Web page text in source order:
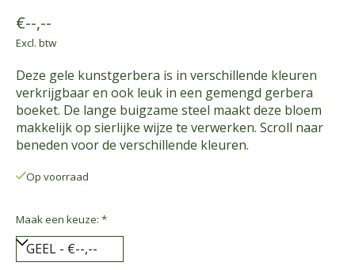
€--,--
Excl. btw
Deze gele kunstgerbera is in verschillende kleuren
verkrijgbaar en ook leuk in een gemengd gerbera
boeket. De lange buigzame steel maakt deze bloem
makkelijk op sierlijke wijze te verwerken. Scroll naar
beneden voor de verschillende kleuren.
Op voorraad
Maak een keuze: *